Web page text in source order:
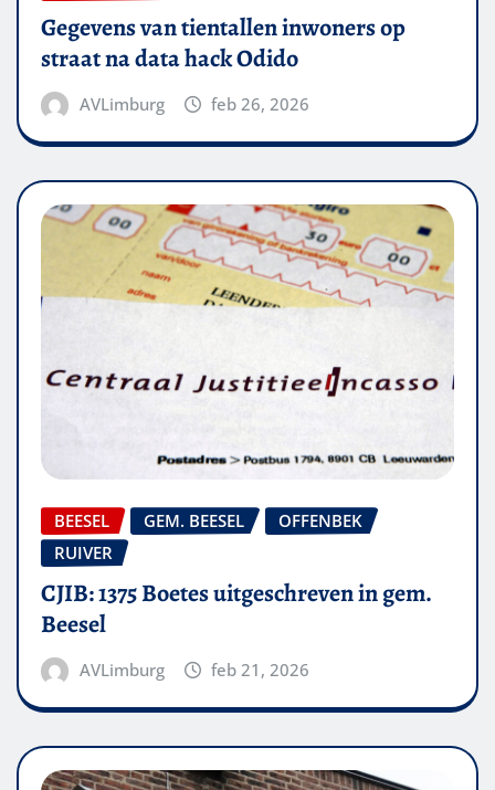
Gegevens van tientallen inwoners op
straat na data hack Odido
AVLimburg feb 26, 2026
BEESEL GEM. BEESEL
OFFENBEK
RUIVER
CJIB: 1375 Boetes uitgeschreven in gem.
Beesel
AVLimburg feb 21, 2026